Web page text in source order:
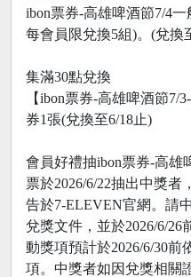
ibon票券-高雄啤酒節7/4一
每會員限兌換5組)。(兌換
集滿30點兌換
【ibon票券-高雄啤酒節7/
券1張(兌換至6/18止)
會員好禮抽ibon票券-高雄
票於2026/6/22抽出中獎者
告於7-ELEVEN官網。請
兌獎文件，並於2026/6/
動獎項預計於2026/6/30
項。中獎者如因兌獎相關